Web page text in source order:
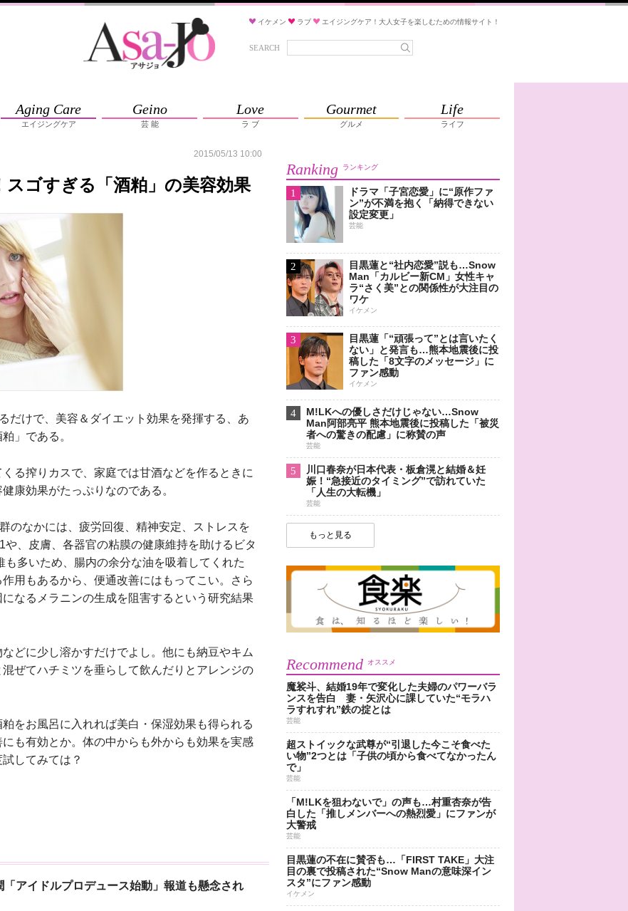
イケメン ラブ エイジングケア！大人女子を楽しむための情報サイト！
SEARCH
Aging Care
エイジングケア
Geino
芸 能
Love
ラ ブ
Gourmet
グルメ
Life
ライフ
2015/05/13 10:00
ゴすぎる「酒粕」の美容効果
だけで、美容＆ダイエット効果を発揮する、あ
」である。
る搾りカスで、家庭では甘酒などを作るときに
康効果がたっぷりなのである。
のなかには、疲労回復、精神安定、ストレスを
、皮膚、各器官の粘膜の健康維持を助けるビタ
多いため、腸内の余分な油を吸着してくれた
用もあるから、便通改善にはもってこい。さら
なるメラニンの生成を阻害するという研究結果
どに少し溶かすだけでよし。他にも納豆やキム
ぜてハチミツを垂らして飲んだりとアレンジの
をお風呂に入れれば美白・保湿効果も得られる
も有効とか。体の中からも外からも効果を実感
してみては？
アイドルプロデュース始動」報道も懸念され
Ranking ランキング
1
ドラマ「子宮恋愛」に“原作ファ
ン”が不満を抱く「納得できない
設定変更」
芸能
2
目黒蓮と“社内恋愛”説も…Snow
Man「カルビー新CM」女性キャ
ラ“さく美”との関係性が大注目の
ワケ
イケメン
3
目黒蓮「“頑張って”とは言いたく
ない」と発言も…熊本地震後に投
稿した「8文字のメッセージ」に
ファン感動
イケメン
4
M!LKへの優しさだけじゃない…Snow
Man阿部亮平 熊本地震後に投稿した「被災
者への驚きの配慮」に称賛の声
芸能
5
川口春奈が日本代表・板倉滉と結婚＆妊
娠！“急接近のタイミング”で訪れていた
「人生の大転機」
芸能
もっと見る
Recommend オススメ
魔裟斗、結婚19年で変化した夫婦のパワーバラ
ンスを告白 妻・矢沢心に課していた“モラハ
ラすれすれ”鉄の掟とは
芸能
超ストイックな武尊が“引退した今こそ食べた
い物”2つとは「子供の頃から食べてなかったん
で」
芸能
「M!LKを狙わないで」の声も…村重杏奈が告
白した「推しメンバーへの熱烈愛」にファンが
大警戒
芸能
目黒蓮の不在に賛否も…「FIRST TAKE」大注
目の裏で投稿された“Snow Manの意味深イン
スタ”にファン感動
イケメン